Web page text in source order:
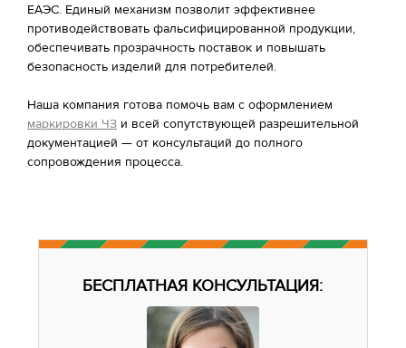
ЕАЭС. Единый механизм позволит эффективнее
противодействовать фальсифицированной продукции,
обеспечивать прозрачность поставок и повышать
безопасность изделий для потребителей.
Наша компания готова помочь вам с оформлением
маркировки ЧЗ и всей сопутствующей разрешительной
документацией — от консультаций до полного
сопровождения процесса.
БЕСПЛАТНАЯ КОНСУЛЬТАЦИЯ: